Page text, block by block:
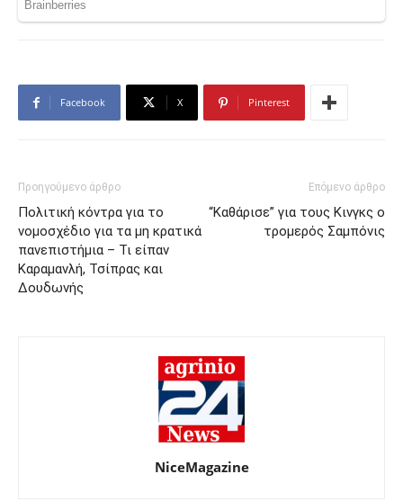
Facebook X Pinterest
Προηγούμενο άρθρο
Πολιτική κόντρα για το
νομοσχέδιο για τα μη κρατικά
πανεπιστήμια – Τι είπαν
Καραμανλή, Τσίπρας και
Δουδωνής
Επόμενο άρθρο
“Καθάρισε” για τους Κινγκς ο
τρομερός Σαμπόνις
NiceMagazine